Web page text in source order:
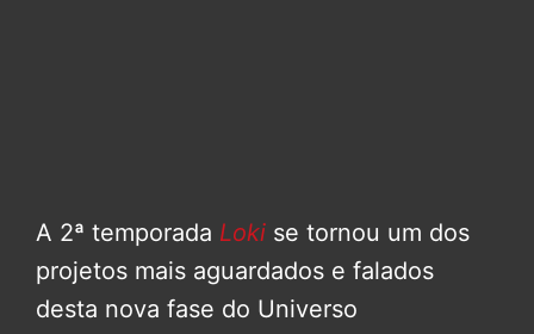
A 2ª temporada Loki se tornou um dos
projetos mais aguardados e falados
desta nova fase do Universo